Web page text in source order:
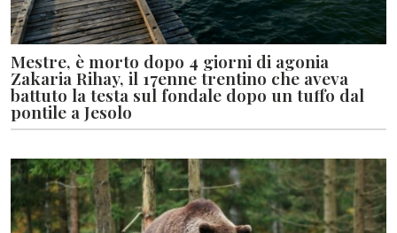
Mestre, è morto dopo 4 giorni di agonia
Zakaria Rihay, il 17enne trentino che aveva
battuto la testa sul fondale dopo un tuffo dal
pontile a Jesolo